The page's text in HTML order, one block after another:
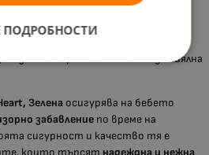
и игра;
първата употреба измийте с мек
в микровълнова или съдомиялна
Зелена осигурява на бебето
забавление по време на
сигурност и качество тя е
които търсят надеждна и нежна
ПОДРОБНОСТИ